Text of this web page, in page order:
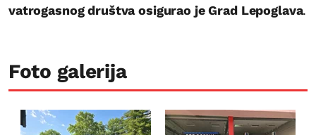
vatrogasnog društva osigurao je Grad Lepoglava.
Foto galerija